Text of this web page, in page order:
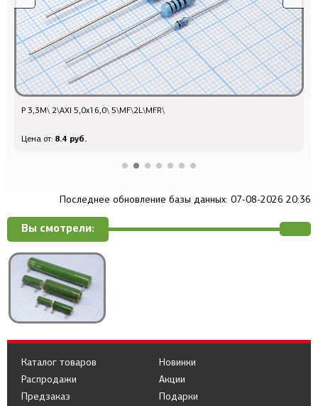
Р 3,3М\ 2\AXI 5,0x16,0\ 5\MF\2L\MFR\
Цена от: 8.4 руб.
Последнее обновление базы данных: 07-08-2026 20:36
Вы смотрели:
Каталог товаров
Распродажи
Предзаказ
Новинки
Акции
Подарки